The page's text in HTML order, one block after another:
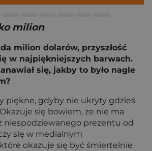
milion
milion dolarów, przyszłość
w najpiękniejszych barwach.
się, jakby to było nagle
piękne, gdyby nie ukryty gdzieś
się bowiem, że nie ma
niespodziewanego prezentu od
się w medialnym
okazuje się być śmiertelnie